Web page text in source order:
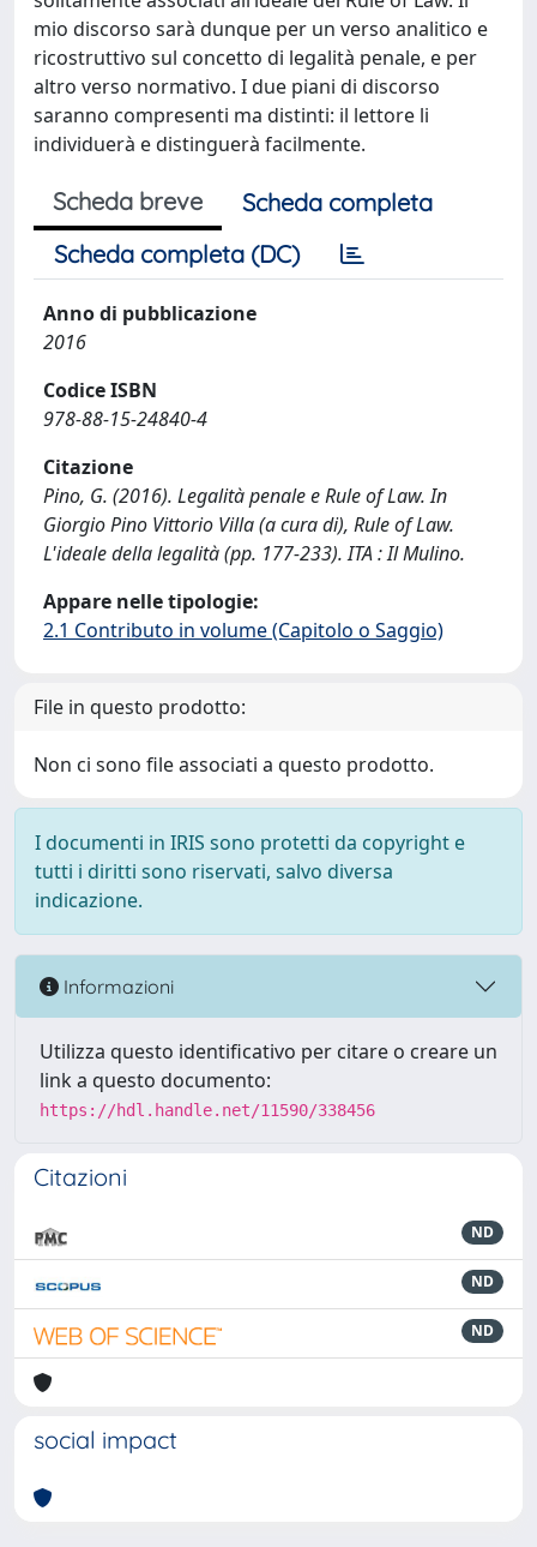
mio discorso sarà dunque per un verso analitico e
ricostruttivo sul concetto di legalità penale, e per
altro verso normativo. I due piani di discorso
saranno compresenti ma distinti: il lettore li
individuerà e distinguerà facilmente.
Scheda breve
Scheda completa
Scheda completa (DC)
Anno di pubblicazione
2016
Codice ISBN
978-88-15-24840-4
Citazione
Pino, G. (2016). Legalità penale e Rule of Law. In
Giorgio Pino Vittorio Villa (a cura di), Rule of Law.
L'ideale della legalità (pp. 177-233). ITA : Il Mulino.
Appare nelle tipologie:
2.1 Contributo in volume (Capitolo o Saggio)
File in questo prodotto:
Non ci sono file associati a questo prodotto.
I documenti in IRIS sono protetti da copyright e
tutti i diritti sono riservati, salvo diversa
indicazione.
Informazioni
Utilizza questo identificativo per citare o creare un
link a questo documento:
https://hdl.handle.net/11590/338456
Citazioni
ND
ND
ND
social impact